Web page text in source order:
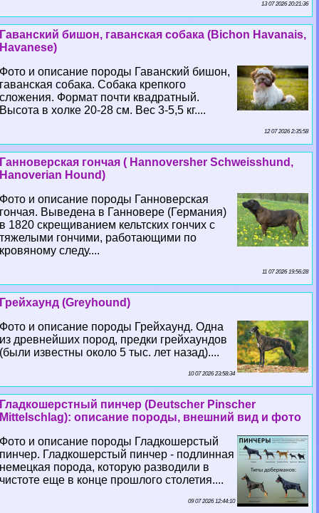
13 07 2026 20:21:36
Гаванский бишон, гаванская собака (Bichon Havanais,
Havanese)
Фото и описание породы Гаванский бишон,
гаванская собака. Собака крепкого
сложения. Формат почти квадратный.
Высота в холке 20-28 см. Вес 3-5,5 кг....
12 07 2026 2:35:58
Ганноверская гончая ( Hannoversher Schweisshund,
Hanoverian Hound)
Фото и описание породы Ганноверская
гончая. Выведена в Ганновере (Германия)
в 1820 скрещиванием кельтских гончих с
тяжелыми гончими, работающими по
кровяному следу....
11 07 2026 19:56:28
Грейхаунд (Greyhound)
Фото и описание породы Грейхаунд. Одна
из древнейших пород, предки грейхаундов
(были известны около 5 тыс. лет назад)....
10 07 2026 23:58:34
Гладкошерстный пинчер (Deutscher Pinscher
Mittelschlag): описание породы, внешний вид и фото
Фото и описание породы Гладкошерстый
пинчер. Гладкошерстый пинчер - подлинная
немецкая порода, которую разводили в
чистоте еще в конце прошлого столетия....
09 07 2026 12:44:10